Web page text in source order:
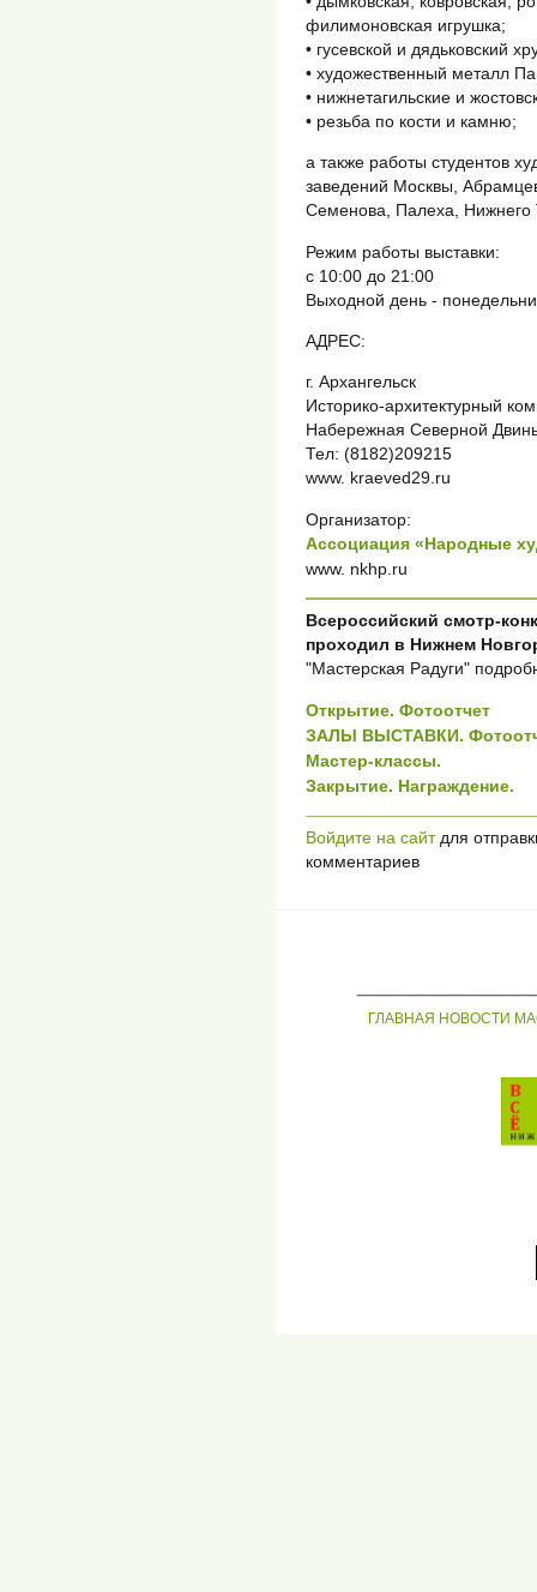
филимоновская игрушка;
• гусевской и дядьковский
• художественный металл
• нижнетагильские и
• резьба по кости и камню;
а также работы студентов
заведений Москвы,
Семенова, Палеха, Нижнего
Режим работы выставки:
с 10:00 до 21:00
Выходной день -
АДРЕС:
г. Архангельск
Историко-архитектурный
Набережная Северной
Тел: (8182)209215
www. kraeved29.ru
Организатор:
Ассоциация «Народные
www. nkhp.ru
Всероссийский смотр-
проходил в Нижнем
"Мастерская Радуги"
Открытие. Фотоотчет
ЗАЛЫ ВЫСТАВКИ.
Мастер-классы.
Закрытие. Награждение.
Войдите на сайтдля
комментариев
ГЛАВНАЯ НОВОСТИ